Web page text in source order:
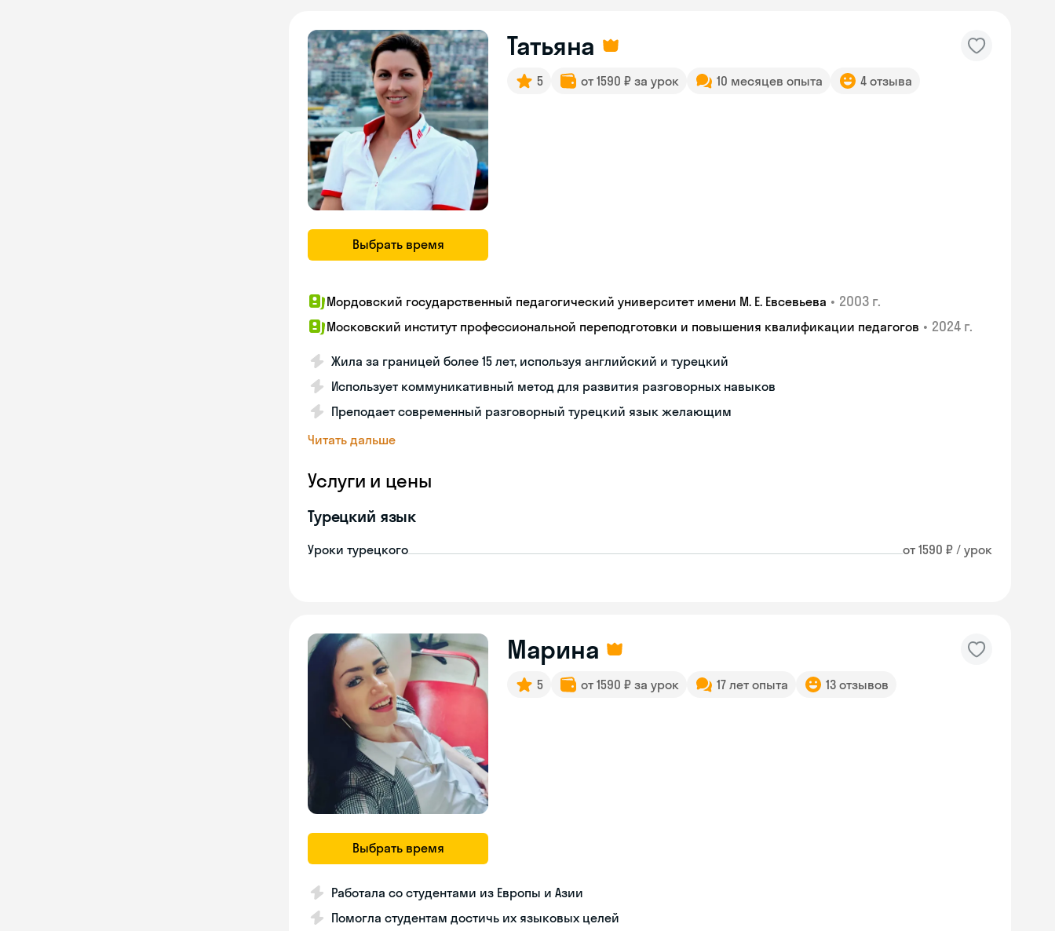
Выбрать время
Татьяна
5 от 1590 ₽ за урок 10 месяцев опыта 4 отзыва
Мордовский государственный педагогический университет имени М. Е. Евсевьева • 2003 г.
Московский институт профессиональной переподготовки и повышения квалификации педагогов • 2024 г.
Жила за границей более 15 лет, используя английский и турецкий
Использует коммуникативный метод для развития разговорных навыков
Преподает современный разговорный турецкий язык желающим
Читать дальше
Услуги и цены
Турецкий язык
Уроки турецкого от 1590 ₽ / урок
Выбрать время
Марина
5 от 1590 ₽ за урок 17 лет опыта 13 отзывов
Работала со студентами из Европы и Азии
Помогла студентам достичь их языковых целей